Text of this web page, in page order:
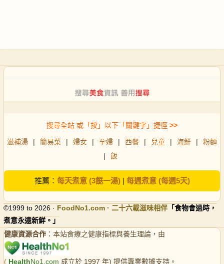
搜尋全站 或「按」以下「關鍵字」捷徑 >>
滋補湯 | 簡易菜 | 婦女 | 孕婦 | 西餐 | 兒童 | 海鮮 |
粉麵
|
飯
推薦： 每天煮意 (3餸一湯)| 每週煮意 (每週5天)
©1999 to 2026 · FoodNo1.com · 二十六載滋味相伴 「食物會過時，
煮意永遠新鮮。」
健康資源合作 ：本站食療之健康指標與養生理論，由
( HealthNo1.com 成立於 1997 年) 提供專業數據支持。